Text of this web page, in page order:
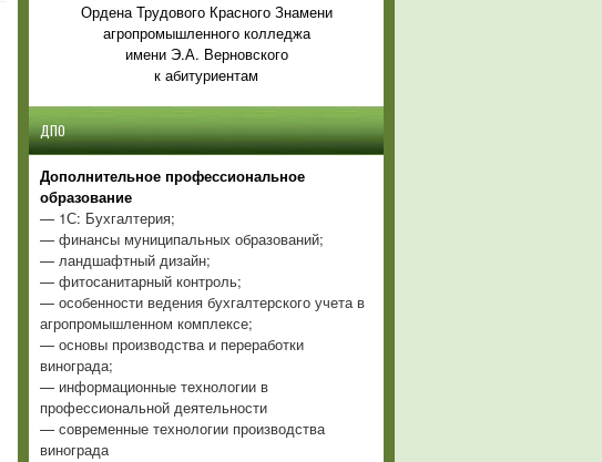
Ордена Трудового Красного Знамени
агропромышленного колледжа
имени Э.А. Верновского
к абитуриентам
ДПО
Дополнительное профессиональное
образование
— 1С: Бухгалтерия;
— финансы муниципальных образований;
— ландшафтный дизайн;
— фитосанитарный контроль;
— особенности ведения бухгалтерского учета в
агропромышленном комплексе;
— основы производства и переработки
винограда;
— информационные технологии в
профессиональной деятельности
— современные технологии производства
винограда